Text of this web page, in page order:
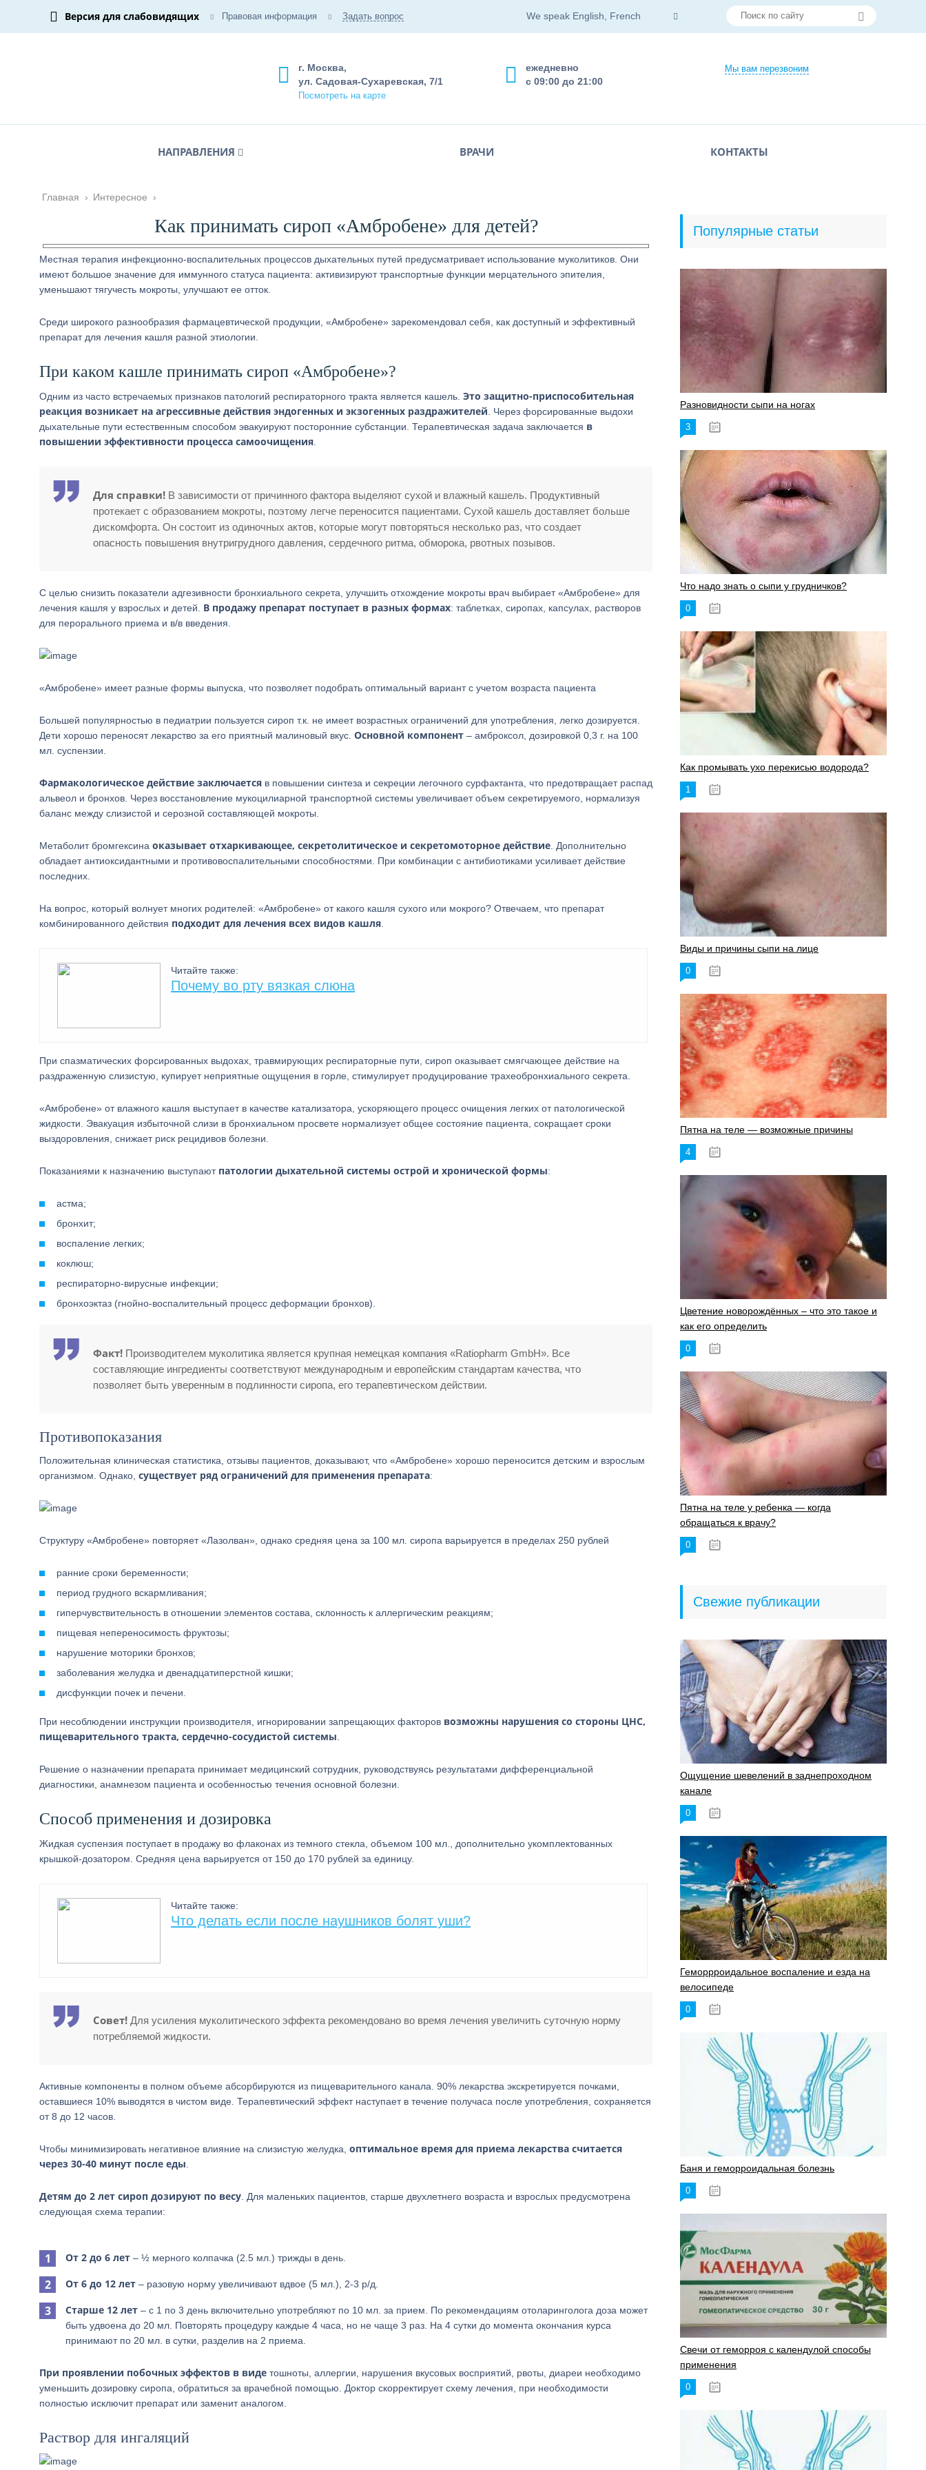
Версия для слабовидящих Правовая информация Задать вопрос We speak English, French
Мы вам перезвоним
ежедневно
с 09:00 до 21:00
г. Москва,
ул. Садовая-Сухаревская, 7/1
Посмотреть на карте
НАПРАВЛЕНИЯ ВРАЧИ КОНТАКТЫ
Главная › Интересное ›
Как принимать сироп «Амбробене» для детей?
Местная терапия инфекционно-воспалительных процессов дыхательных путей предусматривает использование муколитиков. Они
имеют большое значение для иммунного статуса пациента: активизируют транспортные функции мерцательного эпителия,
уменьшают тягучесть мокроты, улучшают ее отток.
Среди широкого разнообразия фармацевтической продукции, «Амбробене» зарекомендовал себя, как доступный и эффективный
препарат для лечения кашля разной этиологии.
При каком кашле принимать сироп «Амбробене»?
Одним из часто встречаемых признаков патологий респираторного тракта является кашель. Это защитно-приспособительная
реакция возникает на агрессивные действия эндогенных и экзогенных раздражителей . Через форсированные выдохи
дыхательные пути естественным способом эвакуируют посторонние субстанции. Терапевтическая задача заключается в
повышении эффективности процесса самоочищения
Для справки! В зависимости от причинного фактора выделяют сухой и влажный кашель. Продуктивный
протекает с образованием мокроты, поэтому легче переносится пациентами. Сухой кашель доставляет больше
дискомфорта. Он состоит из одиночных актов, которые могут повторяться несколько раз, что создает
опасность повышения внутригрудного давления, сердечного ритма, обморока, рвотных позывов.
С целью снизить показатели адгезивности бронхиального секрета, улучшить отхождение мокроты врач выбирает «Амбробене» для
лечения кашля у взрослых и детей. В продажу препарат поступает в разных формах: таблетках, сиропах, капсулах, растворов
для перорального приема и в/в введения.
«Амбробене» имеет разные формы выпуска, что позволяет подобрать оптимальный вариант с учетом возраста пациента
Большей популярностью в педиатрии пользуется сироп т.к. не имеет возрастных ограничений для употребления, легко дозируется.
Дети хорошо переносят лекарство за его приятный малиновый вкус. Основной компонент – амброксол, дозировкой 0,3 г. на 100
мл. суспензии.
Фармакологическое действие заключается в повышении синтеза и секреции легочного сурфактанта, что предотвращает распад
альвеол и бронхов. Через восстановление мукоцилиарной транспортной системы увеличивает объем секретируемого, нормализуя
баланс между слизистой и серозной составляющей мокроты.
Метаболит бромгексина оказывает отхаркивающее, секретолитическое и секретомоторное действие . Дополнительно
обладает антиоксидантными и противовоспалительными способностями. При комбинации с антибиотиками усиливает действие
последних.
На вопрос, который волнует многих родителей: «Амбробене» от какого кашля сухого или мокрого? Отвечаем, что препарат
комбинированного действия подходит для лечения всех видов кашля
Читайте также:
Почему во рту вязкая слюна
При спазматических форсированных выдохах, травмирующих респираторные пути, сироп оказывает смягчающее действие на
раздраженную слизистую, купирует неприятные ощущения в горле, стимулирует продуцирование трахеобронхиального секрета.
«Амбробене» от влажного кашля выступает в качестве катализатора, ускоряющего процесс очищения легких от патологической
жидкости. Эвакуация избыточной слизи в бронхиальном просвете нормализует общее состояние пациента, сокращает сроки
выздоровления, снижает риск рецидивов болезни.
Показаниями к назначению выступают патологии дыхательной системы острой и хронической формы:
астма;
бронхит;
воспаление легких;
коклюш;
респираторно-вирусные инфекции;
бронхоэктаз (гнойно-воспалительный процесс деформации бронхов).
Факт! Производителем муколитика является крупная немецкая компания «Ratiopharm GmbH». Все
составляющие ингредиенты соответствуют международным и европейским стандартам качества, что
позволяет быть уверенным в подлинности сиропа, его терапевтическом действии.
Противопоказания
Положительная клиническая статистика, отзывы пациентов, доказывают, что «Амбробене» хорошо переносится детским и взрослым
организмом. Однако, существует ряд ограничений для применения препарата:
Структуру «Амбробене» повторяет «Лазолван», однако средняя цена за 100 мл. сиропа варьируется в пределах 250 рублей
ранние сроки беременности;
период грудного вскармливания;
гиперчувствительность в отношении элементов состава, склонность к аллергическим реакциям;
пищевая непереносимость фруктозы;
нарушение моторики бронхов;
заболевания желудка и двенадцатиперстной кишки;
дисфункции почек и печени.
При несоблюдении инструкции производителя, игнорировании запрещающих факторов возможны нарушения со стороны ЦНС,
пищеварительного тракта, сердечно-сосудистой системы
Решение о назначении препарата принимает медицинский сотрудник, руководствуясь результатами дифференциальной
диагностики, анамнезом пациента и особенностью течения основной болезни.
Способ применения и дозировка
Жидкая суспензия поступает в продажу во флаконах из темного стекла, объемом 100 мл., дополнительно укомплектованных
крышкой-дозатором. Средняя цена варьируется от 150 до 170 рублей за единицу.
Читайте также:
Что делать если после наушников болят уши?
Совет! Для усиления муколитического эффекта рекомендовано во время лечения увеличить суточную норму
потребляемой жидкости.
Активные компоненты в полном объеме абсорбируются из пищеварительного канала. 90% лекарства экскретируется почками,
оставшиеся 10% выводятся в чистом виде. Терапевтический эффект наступает в течение получаса после употребления, сохраняется
от 8 до 12 часов.
Чтобы минимизировать негативное влияние на слизистую желудка, оптимальное время для приема лекарства считается
через 30-40 минут после еды
Детям до 2 лет сироп дозируют по весу . Для маленьких пациентов, старше двухлетнего возраста и взрослых предусмотрена
следующая схема терапии:
От 2 до 6 лет – ½ мерного колпачка (2.5 мл.) трижды в день.
От 6 до 12 лет – разовую норму увеличивают вдвое (5 мл.), 2-3 р/д.
Старше 12 лет – с 1 по 3 день включительно употребляют по 10 мл. за прием. По рекомендациям отоларинголога доза может
быть удвоена до 20 мл. Повторять процедуру каждые 4 часа, но не чаще 3 раз. На 4 сутки до момента окончания курса
принимают по 20 мл. в сутки, разделив на 2 приема.
При проявлении побочных эффектов в виде тошноты, аллергии, нарушения вкусовых восприятий, рвоты, диареи необходимо
уменьшить дозировку сиропа, обратиться за врачебной помощью. Доктор скорректирует схему лечения, при необходимости
полностью исключит препарат или заменит аналогом.
Раствор для ингаляций
Популярные статьи
Разновидности сыпи на ногах
3
Что надо знать о сыпи у грудничков?
0
Как промывать ухо перекисью водорода?
1
Виды и причины сыпи на лице
0
Пятна на теле — возможные причины
4
Цветение новорождённых – что это такое и
как его определить
0
Пятна на теле у ребенка — когда
обращаться к врачу?
0
Свежие публикации
Ощущение шевелений в заднепроходном
канале
0
Геморрроидальное воспаление и езда на
велосипеде
0
Баня и геморроидальная болезнь
0
Свечи от геморроя с календулой способы
применения
0